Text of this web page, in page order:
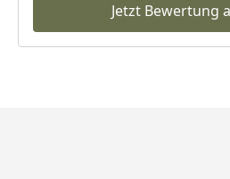
Jetzt Bewertung